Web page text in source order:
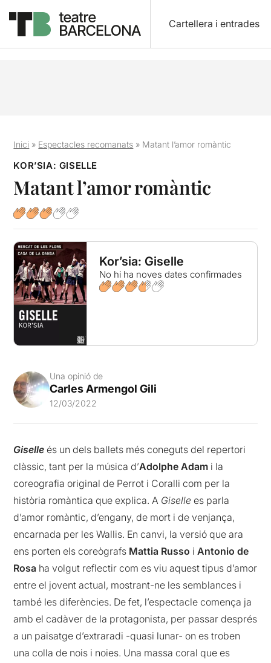
Cartellera i entrades
Inici » Espectacles recomanats » Matant l’amor romàntic
KOR’SIA: GISELLE
Matant l’amor romàntic
Kor’sia: Giselle
No hi ha noves dates confirmades
Una opinió de
Carles Armengol Gili
12/03/2022
Giselle és un dels ballets més coneguts del repertori
clàssic, tant per la música d’Adolphe Adam i la
coreografia original de Perrot i Coralli com per la
història romàntica que explica. A Giselle es parla
d’amor romàntic, d’engany, de mort i de venjança,
encarnada per les Wallis. En canvi, la versió que ara
ens porten els coreògrafs Mattia Russo iAntonio de
Rosa ha volgut reflectir com es viu aquest tipus d’amor
entre el jovent actual, mostrant-ne les semblances i
també les diferències. De fet, l’espectacle comença ja
amb el cadàver de la protagonista, per passar després
a un paisatge d’extraradi -quasi lunar- on es troben
una colla de nois i noies. Una massa coral que es